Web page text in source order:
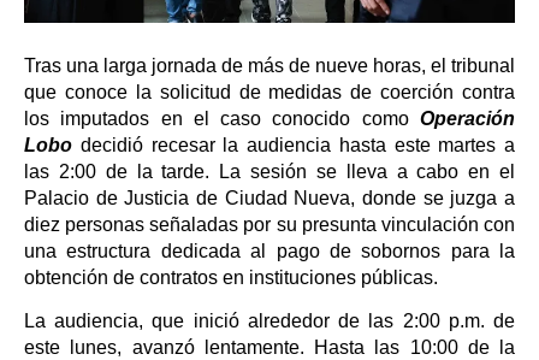
Tras una larga jornada de más de nueve horas, el tribunal
que conoce la solicitud de medidas de coerción contra
los imputados en el caso conocido como Operación
Lobo decidió recesar la audiencia hasta este martes a
las 2:00 de la tarde. La sesión se lleva a cabo en el
Palacio de Justicia de Ciudad Nueva, donde se juzga a
diez personas señaladas por su presunta vinculación con
una estructura dedicada al pago de sobornos para la
obtención de contratos en instituciones públicas.
La audiencia, que inició alrededor de las 2:00 p.m. de
este lunes, avanzó lentamente. Hasta las 10:00 de la